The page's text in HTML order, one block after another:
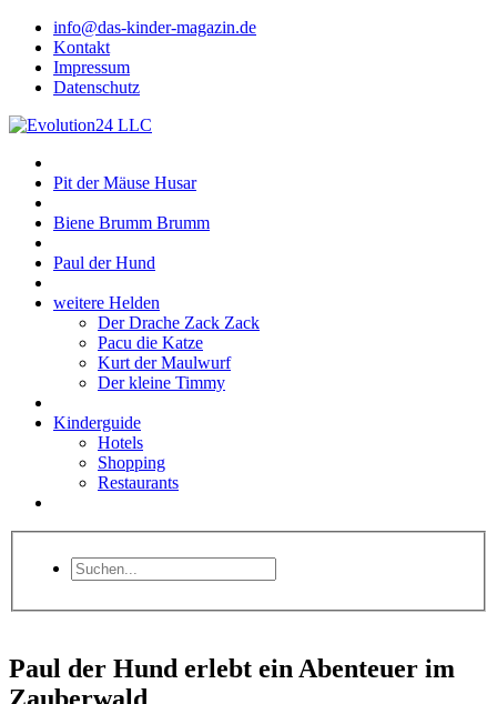
info@das-kinder-magazin.de
Kontakt
Impressum
Datenschutz
Pit der Mäuse Husar
Biene Brumm Brumm
Paul der Hund
weitere Helden
Der Drache Zack Zack
Pacu die Katze
Kurt der Maulwurf
Der kleine Timmy
Kinderguide
Hotels
Shopping
Restaurants
Paul der Hund erlebt ein Abenteuer im
Zauberwald